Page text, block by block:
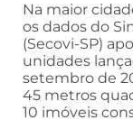
Na maior
os dados do
(Secovi-SP)
unidades
setembro de
45 metros
10 imóveis